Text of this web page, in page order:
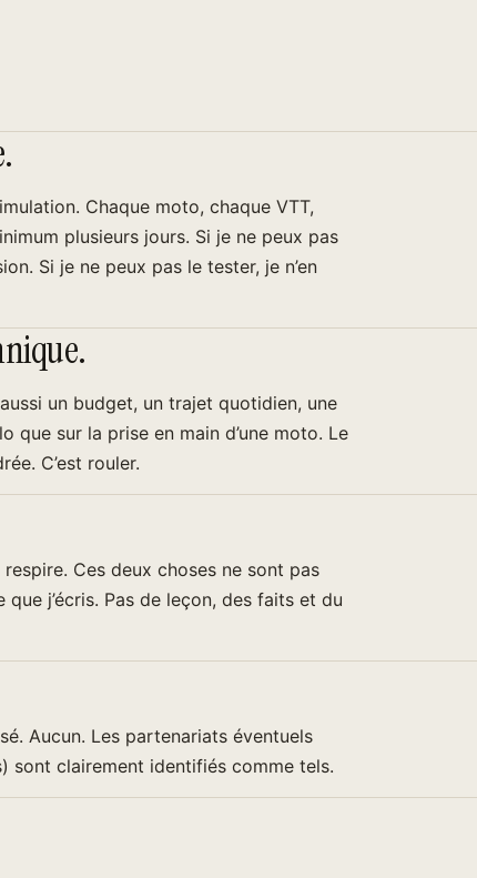
Chaque moto, chaque VTT,
plusieurs jours. Si je ne peux pas
Si je ne peux pas le tester, je n’en
un budget, un trajet quotidien, une
que sur la prise en main d’une moto. Le
C’est rouler.
respire. Ces deux choses ne sont pas
j’écris. Pas de leçon, des faits et du
Aucun. Les partenariats éventuels
sont clairement identifiés comme tels.